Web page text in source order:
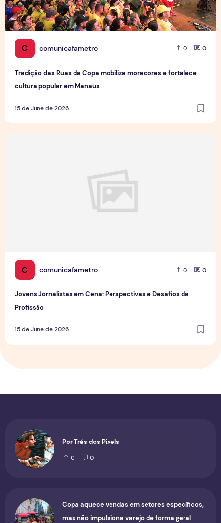
C comunicafametro 0 0
Tradição das Ruas da Copa mobiliza moradores e fortalece
cultura popular em Manaus
15 de June de 2026
C comunicafametro 0 0
Jovens Jornalistas em Cena: Perspectivas e Desafios da
Profissão
15 de June de 2026
Por Trás dos Pixels
0 0
Copa aquece vendas em setores específicos,
mas não impulsiona varejo de forma geral